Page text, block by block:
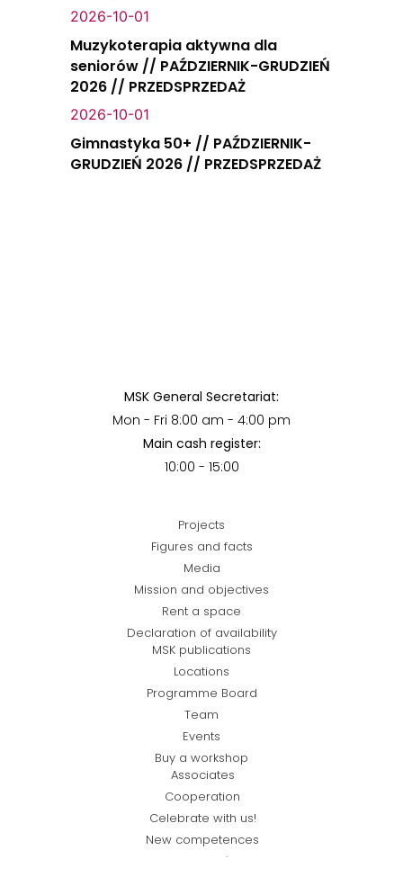
2026-10-01
Muzykoterapia aktywna dla
seniorów // PAŹDZIERNIK-GRUDZIEŃ
2026 // PRZEDSPRZEDAŻ
2026-10-01
Gimnastyka 50+ // PAŹDZIERNIK-
GRUDZIEŃ 2026 // PRZEDSPRZEDAŻ
MSK General Secretariat:
Mon - Fri 8:00 am - 4:00 pm
Main cash register:
10:00 - 15:00
Projects
Figures and facts
Media
Mission and objectives
Rent a space
Declaration of availability
MSK publications
Locations
Programme Board
Team
Events
Buy a workshop
Associates
Cooperation
Celebrate with us!
New competences
Standardy Ochrony Małoletnich w MSK